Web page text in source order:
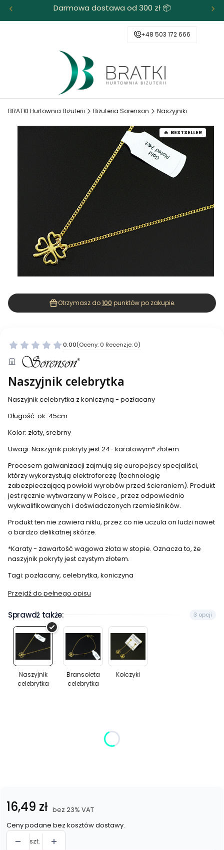
Darmowa dostawa od 300 zł 📦
+48 503 172 666
BRATKI Hurtownia Biżuterii Biżuteria Sorenson Naszyjniki
Otrzymasz do100 punktów po zakupie.
BESTSELLER
0.00(Oceny: 0 Recenzje: 0)
Naszyjnik celebrytka
Naszyjnik celebrytka z koniczyną - pozłacany
Długość: ok. 45cm
Kolor: złoty, srebrny
Uwagi: Naszyjnik pokryty jest 24- karatowym* złotem
Procesem galwanizacji zajmują się europejscy specjaliści,
którzy wykorzystują elektroforezę (technologię
zabezpieczającą powłoki wyrobów przed ścieraniem). Produkt
jest ręcznie wytwarzany w Polsce , przez odpowiednio
wykwalifikowanych i doświadczonych rzemieślników.
Produkt ten nie zawiera niklu, przez co nie uczula on ludzi nawet
o bardzo delikatnej skórze.
*Karaty - zawartość wagowa złota w stopie. Oznacza to, że
naszyjnik pokryty jest czystym złotem.
Tagi: pozłacany, celebrytka, koniczyna
Przejdź do pełnego opisu
Sprawdź także: 3 opcji
Naszyjnik
celebrytka
Naszyjnik
celebrytka
Bransoleta
celebrytka
Bransoleta
celebrytka
Kolczyki
Kolczyki
Cena
16,49 zł bez 23% VAT
Ceny podane bez kosztów dostawy.
szt.